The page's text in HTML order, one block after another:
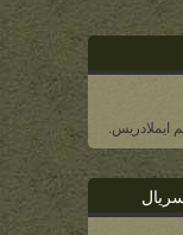
ایملادریس.